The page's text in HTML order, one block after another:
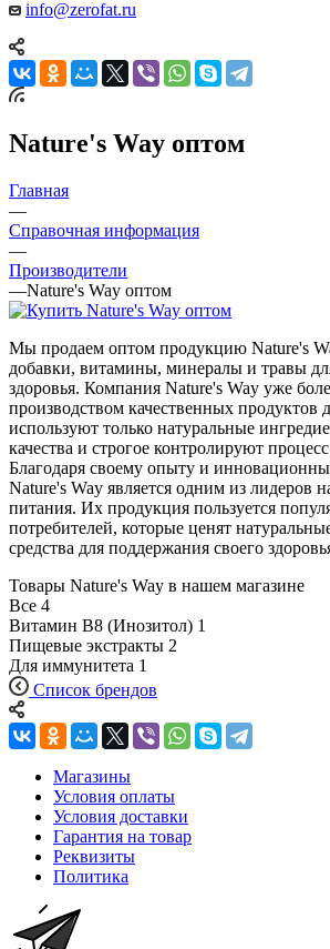
info@zerofat.ru
Nature's Way оптом
Главная
—
Справочная информация
—
Производители
—Nature's Way оптом
Мы продаем оптом продукцию Nature's
добавки, витамины, минералы и травы
здоровья. Компания Nature's Way уже
производством качественных продуктов
используют только натуральные
качества и строгое контролируют
Благодаря своему опыту и
Nature's Way является одним из лидеров
питания. Их продукция пользуется
потребителей, которые ценят
средства для поддержания своего
Товары Nature's Way в нашем магазине
Все 4
Витамин B8 (Инозитол) 1
Пищевые экстракты 2
Для иммунитета 1
Список брендов
Магазины
Условия оплаты
Условия доставки
Гарантия на товар
Реквизиты
Политика